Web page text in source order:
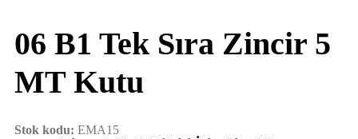
06 B1 Tek Sıra Zincir 5
MT Kutu
Stok kodu: EMA15